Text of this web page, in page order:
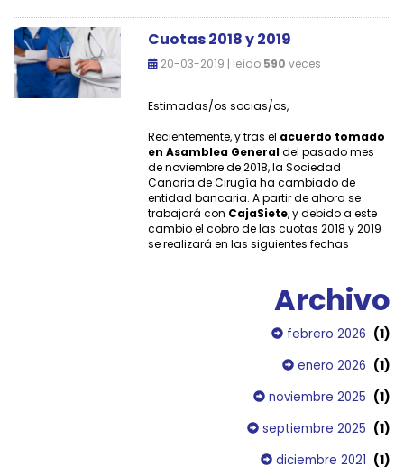
Cuotas 2018 y 2019
20-03-2019 | leído 590 veces
Estimadas/os socias/os,
Recientemente, y tras el acuerdo tomado
en Asamblea Generaldel pasado mes
de noviembre de 2018, la Sociedad
Canaria de Cirugía ha cambiado de
entidad bancaria. A partir de ahora se
trabajará con CajaSiete, y debido a este
cambio el cobro de las cuotas 2018 y 2019
se realizará en las siguientes fechas
Archivo
febrero 2026 (1)
enero 2026 (1)
noviembre 2025 (1)
septiembre 2025 (1)
diciembre 2021 (1)